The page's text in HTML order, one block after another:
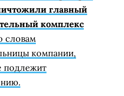
главный
комплекс
словам
компании,
подлежит